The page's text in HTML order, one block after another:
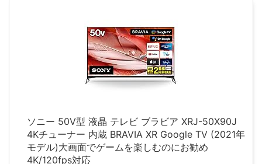
ソニー 50V型 液晶 テレビ ブラビア XRJ-50X90J
4Kチューナー 内蔵 BRAVIA XR Google TV (2021年
モデル)大画面でゲームを楽しむのにお勧め
4K/120fps対応